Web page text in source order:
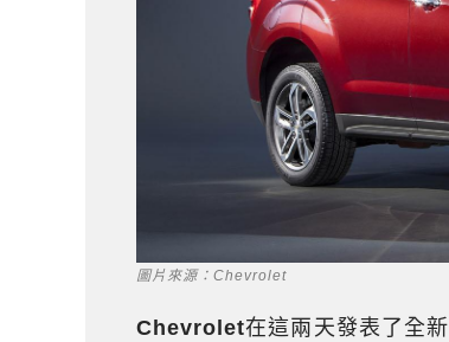
圖片來源：Chevrolet
Chevrolet在這兩天發表了全新